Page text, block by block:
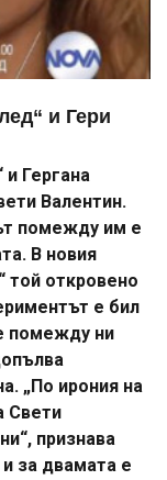
и Гери
Гергана
Валентин.
помежду им е
В новия
“ той откровено
е бил
помежду ни
„По ирония на
Свети
признава
за двамата е